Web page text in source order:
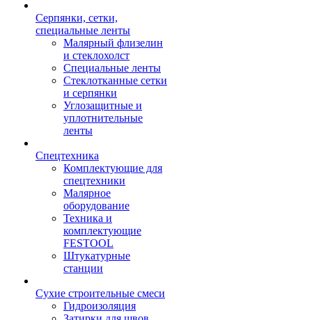
Серпянки, сетки,
специальные ленты
Малярный флизелин
и стеклохолст
Специальные ленты
Стеклотканные сетки
и серпянки
Углозащитные и
уплотнительные
ленты
Спецтехника
Комплектующие для
спецтехники
Малярное
оборудование
Техника и
комплектующие
FESTOOL
Штукатурные
станции
Сухие строительные смеси
Гидроизоляция